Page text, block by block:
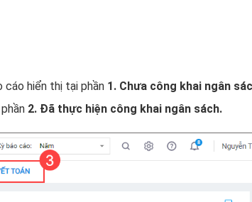
cáo hiển thị tại phần 1. Chưa công khai ngân
2. Đã thực hiện công khai ngân sách.